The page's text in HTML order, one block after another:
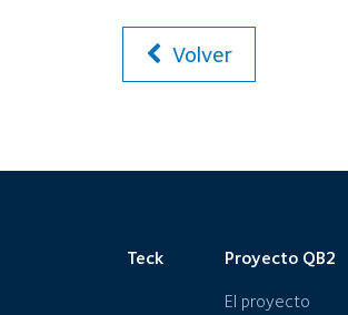
Volver
Teck Proyecto QB2
El proyecto